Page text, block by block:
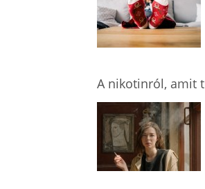
A nikotinról, amit